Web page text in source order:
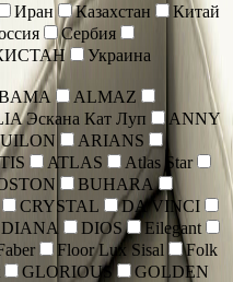
Иран Казахстан
Китай
Сербия
Украина
ALMAZ
Эскана Кат Луп
ANNY
ARIANS
ATLAS
Atlas Star
BUHARA
CRYSTAL
DA VINCI
DIANA DIOS
Eilegant
Floor Lux Sisal
Folk
GLORIOUS
GOLDEN